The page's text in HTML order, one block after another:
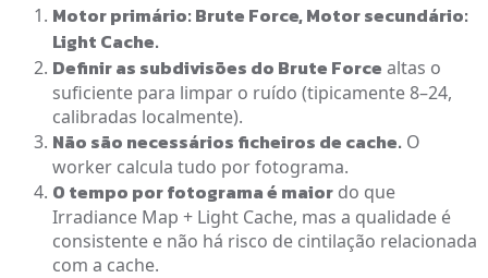
Motor primário: Brute Force, Motor secundário:
Light Cache.
Definir as subdivisões do Brute Force altas o
suficiente para limpar o ruído (tipicamente 8–24,
calibradas localmente).
Não são necessários ficheiros de cache. O
worker calcula tudo por fotograma.
O tempo por fotograma é maior do que
Irradiance Map + Light Cache, mas a qualidade é
consistente e não há risco de cintilação relacionada
com a cache.